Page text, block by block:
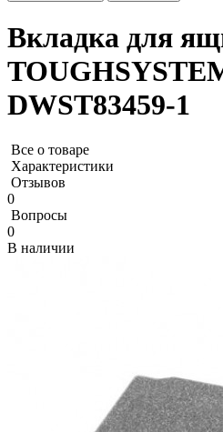
Вкладка для
DWST83459-1
Все о товаре
Характеристики
Отзывов
0
Вопросы
0
В наличии